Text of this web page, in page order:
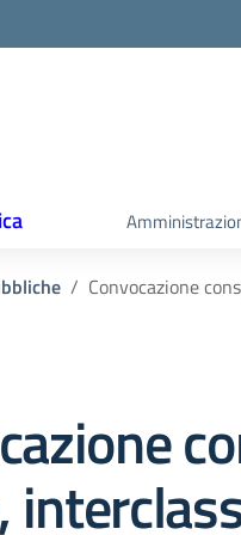
Convocazione